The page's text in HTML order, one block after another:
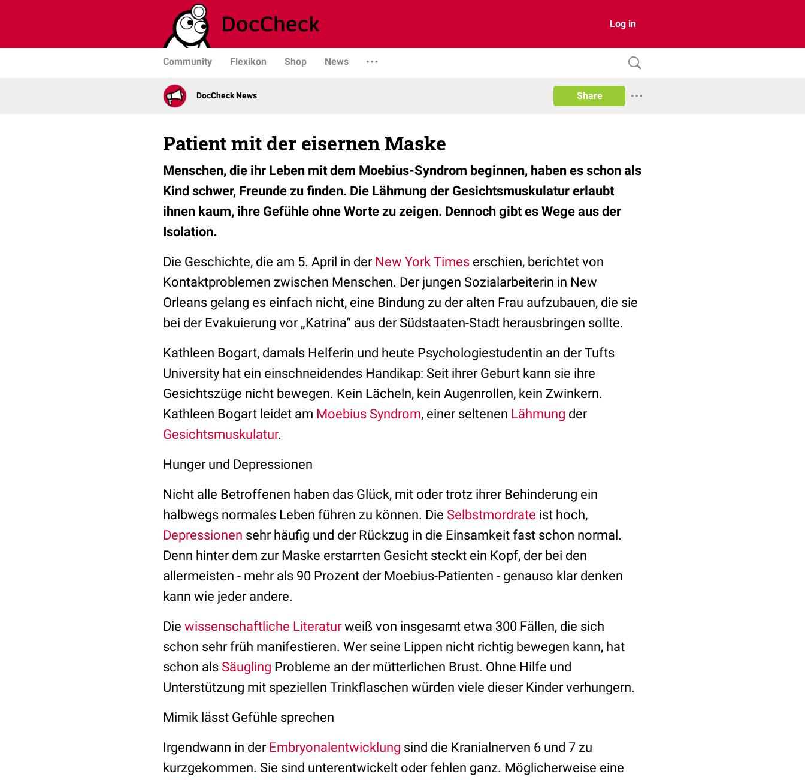
Log in
Community Flexikon Shop News
DocCheck News Share
Patient mit der eisernen Maske
Menschen, die ihr Leben mit dem Moebius-Syndrom beginnen, haben es schon als
Kind schwer, Freunde zu finden. Die Lähmung der Gesichtsmuskulatur erlaubt
ihnen kaum, ihre Gefühle ohne Worte zu zeigen. Dennoch gibt es Wege aus der
Isolation.
Die Geschichte, die am 5. April in der New York Times erschien, berichtet von
Kontaktproblemen zwischen Menschen. Der jungen Sozialarbeiterin in New
Orleans gelang es einfach nicht, eine Bindung zu der alten Frau aufzubauen, die sie
bei der Evakuierung vor „Katrina“ aus der Südstaaten-Stadt herausbringen sollte.
Kathleen Bogart, damals Helferin und heute Psychologiestudentin an der Tufts
University hat ein einschneidendes Handikap: Seit ihrer Geburt kann sie ihre
Gesichtszüge nicht bewegen. Kein Lächeln, kein Augenrollen, kein Zwinkern.
Kathleen Bogart leidet am Moebius Syndrom, einer seltenen Lähmung der
Gesichtsmuskulatur.
Hunger und Depressionen
Nicht alle Betroffenen haben das Glück, mit oder trotz ihrer Behinderung ein
halbwegs normales Leben führen zu können. Die Selbstmordrate ist hoch,
Depressionen sehr häufig und der Rückzug in die Einsamkeit fast schon normal.
Denn hinter dem zur Maske erstarrten Gesicht steckt ein Kopf, der bei den
allermeisten - mehr als 90 Prozent der Moebius-Patienten - genauso klar denken
kann wie jeder andere.
Die wissenschaftliche Literaturweiß von insgesamt etwa 300 Fällen, die sich
schon sehr früh manifestieren. Wer seine Lippen nicht richtig bewegen kann, hat
schon als Säugling Probleme an der mütterlichen Brust. Ohne Hilfe und
Unterstützung mit speziellen Trinkflaschen würden viele dieser Kinder verhungern.
Mimik lässt Gefühle sprechen
Irgendwann in der Embryonalentwicklung sind die Kranialnerven 6 und 7 zu
kurzgekommen. Sie sind unterentwickelt oder fehlen ganz. Möglicherweise eine